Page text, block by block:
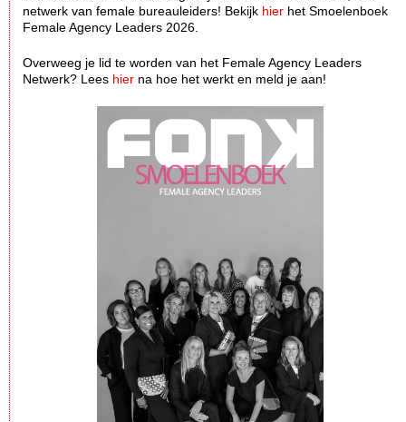
netwerk van female bureauleiders! Bekijk hier het Smoelenboek
Female Agency Leaders 2026.
Overweeg je lid te worden van het Female Agency Leaders
Netwerk? Lees hier na hoe het werkt en meld je aan!